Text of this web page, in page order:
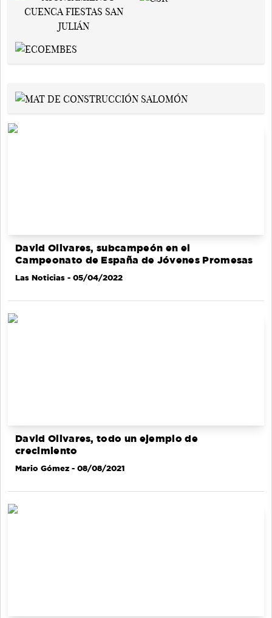
David Olivares, subcampeón en el
Campeonato de España de Jóvenes Promesas
Las Noticias - 05/04/2022
David Olivares, todo un ejemplo de
crecimiento
Mario Gómez - 08/08/2021